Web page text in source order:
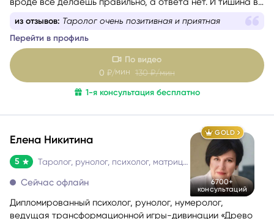
голове невыносима.
Перейти в профиль
По видео
0 ₽/мин130 ₽/мин
6700+
консультаций
5
Дипломированный психолог, рунолог, нумеролог,